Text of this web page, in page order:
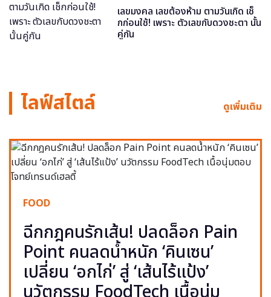
เลขมงคล เลขต้องห้าม ตามวันเกิด เช็
กก่อนใช้! เพราะ ตัวเลขกับดวงชะตา นั้น
คู่กัน
ไลฟ์สไตล์ ดูเพิ่มเติม
FOOD
ฉีกกฎคนรักเส้น! ปลดล็อก Pain
Point คนลดน้ำหนัก ‘คินเซน’
เปลี่ยน ‘อกไก่’ สู่ ‘เส้นไร้แป้ง’